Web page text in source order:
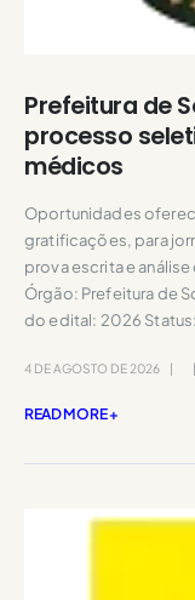
Prefeitura de
processo
médicos
Oportunidades
gratificações, para
prova escrita e
Órgão: Prefeitura de
do edital: 2026
4 DE AGOSTO DE 2026
READ MORE +